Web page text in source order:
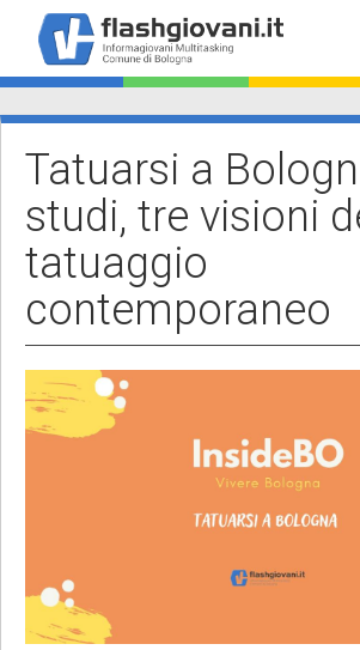
contenuto
principale
Tatuarsi a
studi, tre visioni
tatuaggio
contemporaneo